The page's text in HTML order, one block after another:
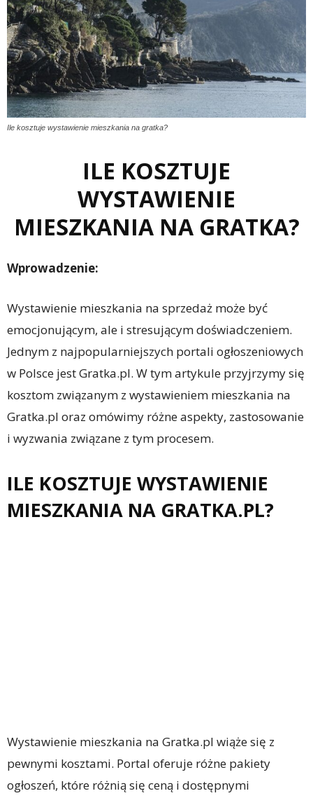
Ile kosztuje wystawienie mieszkania na gratka?
ILE KOSZTUJE
WYSTAWIENIE
MIESZKANIA NA GRATKA?
Wprowadzenie:
Wystawienie mieszkania na sprzedaż może być
emocjonującym, ale i stresującym doświadczeniem.
Jednym z najpopularniejszych portali ogłoszeniowych
w Polsce jest Gratka.pl. W tym artykule przyjrzymy się
kosztom związanym z wystawieniem mieszkania na
Gratka.pl oraz omówimy różne aspekty, zastosowanie
i wyzwania związane z tym procesem.
ILE KOSZTUJE WYSTAWIENIE
MIESZKANIA NA GRATKA.PL?
Wystawienie mieszkania na Gratka.pl wiąże się z
pewnymi kosztami. Portal oferuje różne pakiety
ogłoszeń, które różnią się ceną i dostępnymi